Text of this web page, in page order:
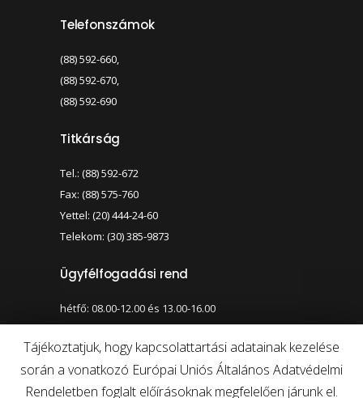
Telefonszámok
(88) 592-660,
(88) 592-670,
(88) 592-690
Titkárság
Tel.: (88) 592-672
Fax: (88) 575-760
Yettel: (20) 444-24-60
Telekom: (30) 385-9873
Ügyfélfogadási rend
hétfő: 08.00-12.00 és 13.00-16.00
szerda: 08.00-12.00 és 13.00-17.00
Nagy kontraszt váltása
Betűméret váltása
Tájékoztatjuk, hogy kapcsolattartási adatainak kezelése
során a vonatkozó Európai Uniós Általános Adatvédelmi
Rendeletben foglalt előírásoknak megfelelően járunk el.